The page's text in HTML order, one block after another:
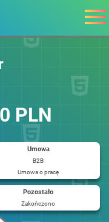
PLN
Umowa
B2B
Umowa o pracę
Pozostało
Zakończono